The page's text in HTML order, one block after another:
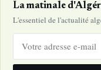
La matinale
L'essentiel de l'actualité